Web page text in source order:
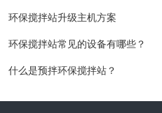
环保搅拌站升级主机方案
环保搅拌站常见的设备有哪些？
什么是预拌环保搅拌站？